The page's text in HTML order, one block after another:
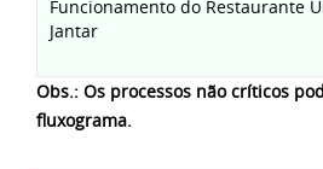
Funcionamento do Restaurante
Jantar
Obs.: Os processos não críticos
fluxograma.